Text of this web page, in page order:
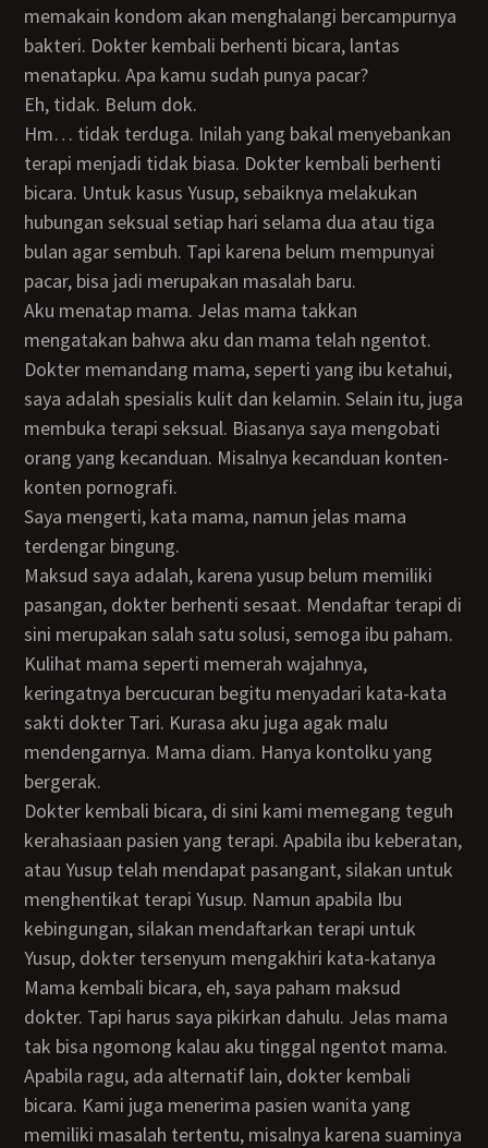
memakain kondom akan menghalangi bercampurnya
bakteri. Dokter kembali berhenti bicara, lantas
menatapku. Apa kamu sudah punya pacar?
Eh, tidak. Belum dok.
Hm… tidak terduga. Inilah yang bakal menyebankan
terapi menjadi tidak biasa. Dokter kembali berhenti
bicara. Untuk kasus Yusup, sebaiknya melakukan
hubungan seksual setiap hari selama dua atau tiga
bulan agar sembuh. Tapi karena belum mempunyai
pacar, bisa jadi merupakan masalah baru.
Aku menatap mama. Jelas mama takkan
mengatakan bahwa aku dan mama telah ngentot.
Dokter memandang mama, seperti yang ibu ketahui,
saya adalah spesialis kulit dan kelamin. Selain itu, juga
membuka terapi seksual. Biasanya saya mengobati
orang yang kecanduan. Misalnya kecanduan konten-
konten pornografi.
Saya mengerti, kata mama, namun jelas mama
terdengar bingung.
Maksud saya adalah, karena yusup belum memiliki
pasangan, dokter berhenti sesaat. Mendaftar terapi di
sini merupakan salah satu solusi, semoga ibu paham.
Kulihat mama seperti memerah wajahnya,
keringatnya bercucuran begitu menyadari kata-kata
sakti dokter Tari. Kurasa aku juga agak malu
mendengarnya. Mama diam. Hanya kontolku yang
bergerak.
Dokter kembali bicara, di sini kami memegang teguh
kerahasiaan pasien yang terapi. Apabila ibu keberatan,
atau Yusup telah mendapat pasangant, silakan untuk
menghentikat terapi Yusup. Namun apabila Ibu
kebingungan, silakan mendaftarkan terapi untuk
Yusup, dokter tersenyum mengakhiri kata-katanya
Mama kembali bicara, eh, saya paham maksud
dokter. Tapi harus saya pikirkan dahulu. Jelas mama
tak bisa ngomong kalau aku tinggal ngentot mama.
Apabila ragu, ada alternatif lain, dokter kembali
bicara. Kami juga menerima pasien wanita yang
memiliki masalah tertentu, misalnya karena suaminya